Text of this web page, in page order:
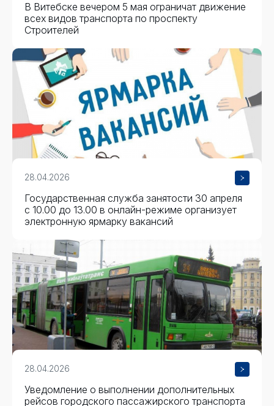
В Витебске вечером 5 мая ограничат движение
всех видов транспорта по проспекту
Строителей
28.04.2026
Государственная служба занятости 30 апреля
с 10.00 до 13.00 в онлайн-режиме организует
электронную ярмарку вакансий
28.04.2026
Уведомление о выполнении дополнительных
рейсов городского пассажирского транспорта